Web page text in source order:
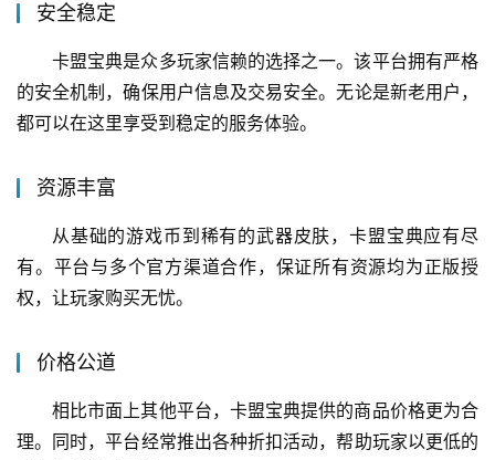
安全稳定
卡盟宝典是众多玩家信赖的选择之一。该平台拥有严格
的安全机制，确保用户信息及交易安全。无论是新老用户，
都可以在这里享受到稳定的服务体验。
资源丰富
从基础的游戏币到稀有的武器皮肤，卡盟宝典应有尽
有。平台与多个官方渠道合作，保证所有资源均为正版授
权，让玩家购买无忧。
价格公道
相比市面上其他平台，卡盟宝典提供的商品价格更为合
理。同时，平台经常推出各种折扣活动，帮助玩家以更低的